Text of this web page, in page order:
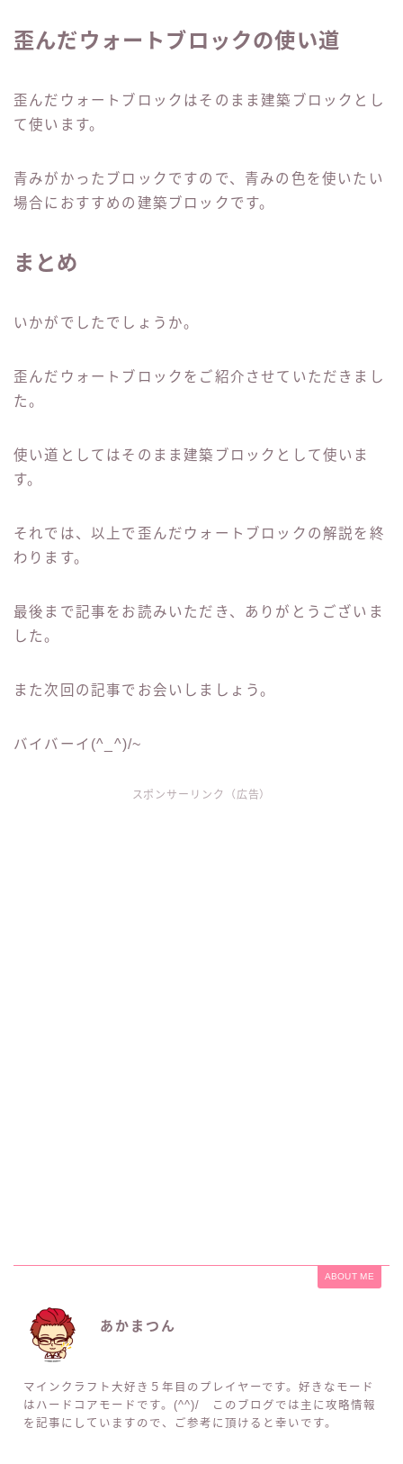
歪んだウォートブロックの使い道
歪んだウォートブロックはそのまま建築ブロックとし
て使います。
青みがかったブロックですので、青みの色を使いたい
場合におすすめの建築ブロックです。
まとめ
いかがでしたでしょうか。
歪んだウォートブロックをご紹介させていただきまし
た。
使い道としてはそのまま建築ブロックとして使いま
す。
それでは、以上で歪んだウォートブロックの解説を終
わります。
最後まで記事をお読みいただき、ありがとうございま
した。
また次回の記事でお会いしましょう。
バイバーイ(^_^)/~
スポンサーリンク（広告）
ABOUT ME
あかまつん
マインクラフト大好き５年目のプレイヤーです。好きなモード
はハードコアモードです。(^^)/ このブログでは主に攻略情報
を記事にしていますので、ご参考に頂けると幸いです。